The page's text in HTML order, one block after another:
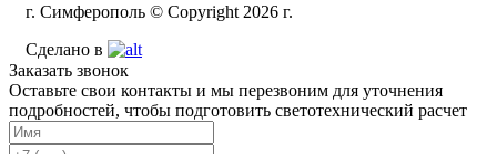
г. Симферополь © Copyright 2026 г.
Сделано в
Заказать звонок
Оставьте свои контакты и мы перезвоним для уточнения
подробностей, чтобы подготовить светотехнический расчет